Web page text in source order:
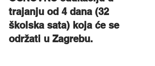
trajanju od 4 dana (32
školska sata) koja će se
održati u Zagrebu.